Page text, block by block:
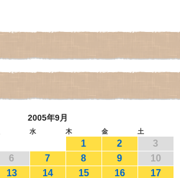
2005年9月
水 木 金 土
1 2
3
6 7 8 9
10
13 14 15 16 17